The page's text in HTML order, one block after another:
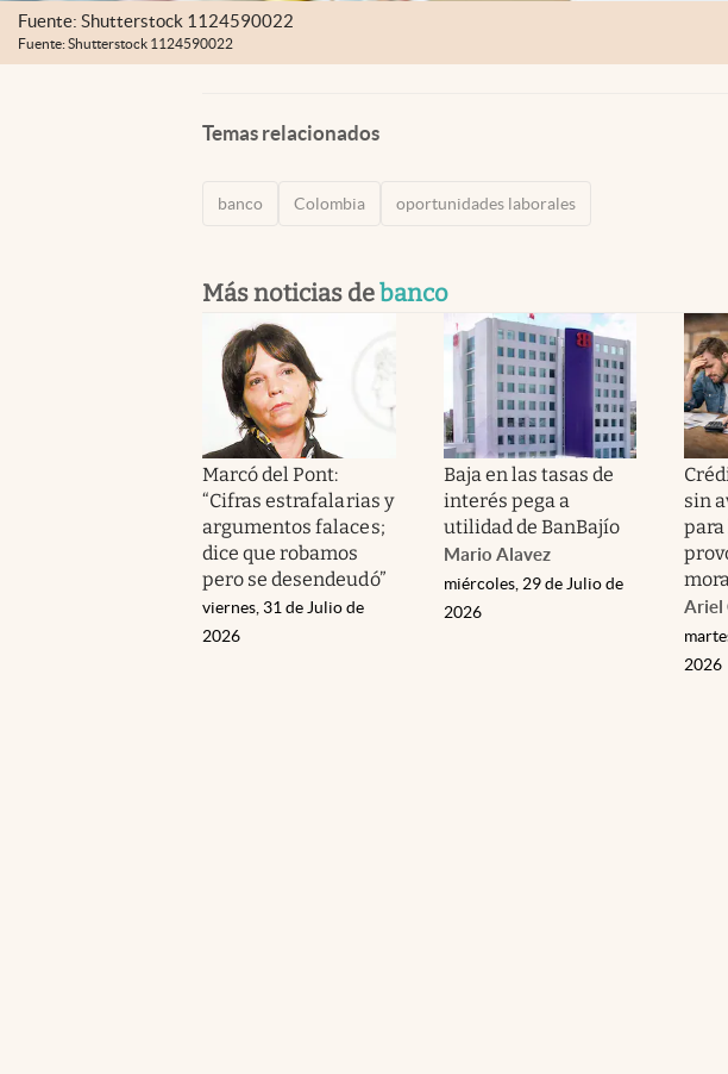
Fuente: Shutterstock 1124590022
Fuente: Shutterstock 1124590022
Temas relacionados
banco Colombia oportunidades laborales
Más noticias debanco
Marcó del Pont:
“Cifras estrafalarias y
argumentos falaces;
dice que robamos
pero se desendeudó”
viernes, 31 de Julio de
2026
Baja en las tasas de
interés pega a
utilidad de BanBajío
Mario Alavez
miércoles, 29 de Julio de
2026
sin
para
Ariel
2026